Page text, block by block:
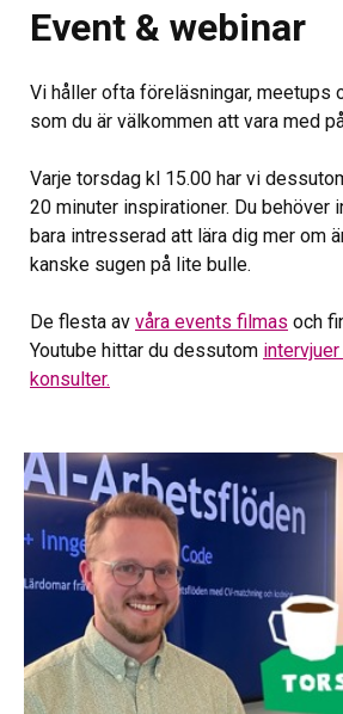
Event & webinar
Vi håller ofta föreläsningar, meetups
som du är välkommen att vara med
Varje torsdag kl 15.00 har vi
20 minuter inspirationer. Du behöver
bara intresserad att lära dig mer om
kanske sugen på lite bulle.
De flesta av våra events filmas och
Youtube hittar du dessutom
konsulter.